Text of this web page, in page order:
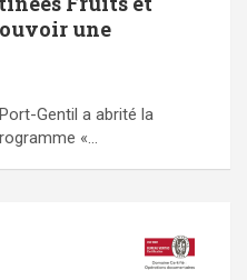
une
Gentil a abrité la
«…